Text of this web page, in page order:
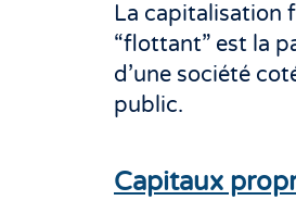
La capitalisation
“flottant” est la
d’une société
public.
Capitaux